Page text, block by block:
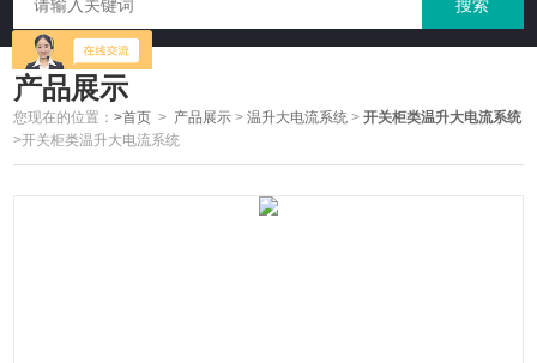
产品展示
您现在的位置：>首页 > 产品展示 >温升大电流系统 >开关柜类温升大电流系统
>开关柜类温升大电流系统